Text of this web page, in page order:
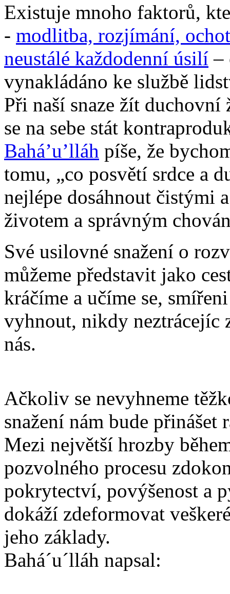
Existuje mnoho faktorů,
- modlitba, rozjímání,
neustálé každodenní úsilí –
vynakládáno ke službě
Při naší snaze žít duchovní
se na sebe stát
Bahá’u’lláh píše, že
tomu, „co posvětí srdce a
nejlépe dosáhnout čistými
životem a správným
Své usilovné snažení o
můžeme představit jako
kráčíme a učíme se,
vyhnout, nikdy neztrácejíc
nás.
Ačkoliv se nevyhneme
snažení nám bude přinášet
Mezi největší hrozby
pozvolného procesu
pokrytectví, povýšenost a
dokáží zdeformovat
jeho základy.
Bahá´u´lláh napsal: